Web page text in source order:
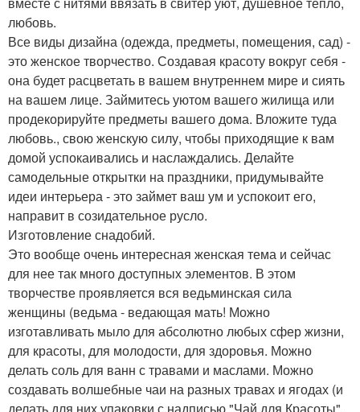
любовь.
Все виды дизайна (одежда, предметы, помещения, сад) -
это женское творчество. Создавая красоту вокруг себя -
она будет расцветать в вашем внутреннем мире и сиять
на вашем лице. Займитесь уютом вашего жилища или
продекорируйте предметы вашего дома. Вложите туда
любовь., свою женскую силу, чтобы приходящие к вам
домой успокаивались и наслаждались. Делайте
самодельные открытки на праздники, придумывайте
идеи интерьера - это займет ваш ум и успокоит его,
направит в созидательное русло.
Изготовление снадобий.
Это вообще очень интересная женская тема и сейчас
для нее так много доступных элементов. В этом
творчестве проявляется вся ведьминская сила
женщины (ведьма - ведающая мать! Можно
изготавливать мыло для абсолютно любых сфер жизни,
для красоты, для молодости, для здоровья. Можно
делать соль для ванн с травами и маслами. Можно
создавать волшебные чаи на разных травах и ягодах (и
делать для них упаковки с надписью "Чай для Красоты",